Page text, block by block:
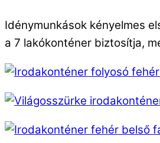
Idénymunkások kényelmes
a 7 lakókonténer biztosítja,